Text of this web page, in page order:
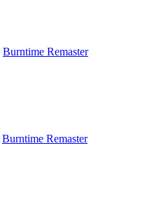
Burntime Remaster
Burntime Remaster